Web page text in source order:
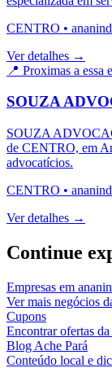
CENTRO •
Ver detalhes →
📍 Proximas a essa
SOUZA
SOUZA
de CENTRO, em
advocatícios.
CENTRO •
Ver detalhes →
Continue
Empresas em
Ver mais negócios
Cupons
Encontrar ofertas
Blog Ache Pará
Conteúdo local e